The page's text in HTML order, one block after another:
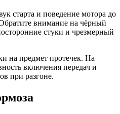
старта и поведение мотора до
внимание на чёрный
стуки и чрезмерный
на предмет протечек. На
включения передач и
при разгоне.